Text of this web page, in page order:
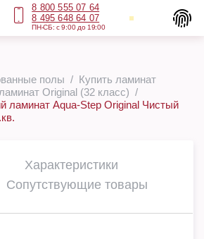
8 800 555 07 64
8 495 648 64 07
ПН-СБ: с 9:00 до 19:00
полы
Купить ламинат
Original (32 класс)
ламинат Aqua-Step Original Чистый
Характеристики
Сопутствующие товары